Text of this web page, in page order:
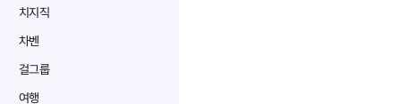
치지직
차벤
걸그룹
여행